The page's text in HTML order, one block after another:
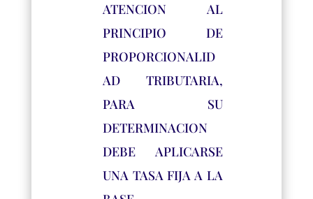
ATENCION AL
PRINCIPIO DE
PROPORCIONALID
AD TRIBUTARIA,
PARA SU
DETERMINACION
DEBE APLICARSE
UNA TASA FIJA A LA